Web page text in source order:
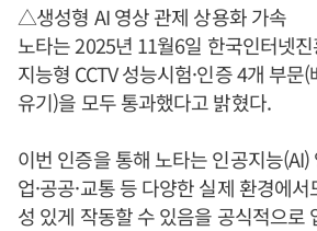
△생성형 AI 영상 관제 상용화 가속
노타는 2025년 11월6일 한국인터넷
지능형 CCTV 성능시험·인증 4개 부문
유기)을 모두 통과했다고 밝혔다.
이번 인증을 통해 노타는 인공지능
업·공공·교통 등 다양한 실제 환경에
성 있게 작동할 수 있음을 공식적으로